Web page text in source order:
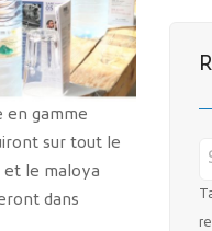
en gamme
sur tout le
et le maloya
dans